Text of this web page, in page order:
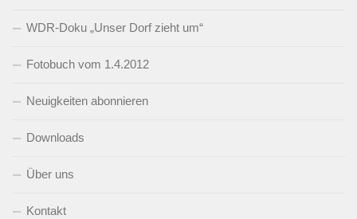
WDR-Doku „Unser Dorf zieht um“
Fotobuch vom 1.4.2012
Neuigkeiten abonnieren
Downloads
Über uns
Kontakt